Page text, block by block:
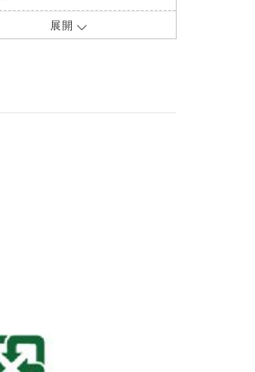
【德國ECS】電路板
KONTAKT德國康泰
Octopus尚卓 3M小
旋風拋光輪酒紅220
展開